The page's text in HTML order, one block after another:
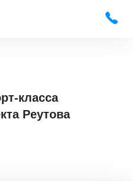
класса
Реутова